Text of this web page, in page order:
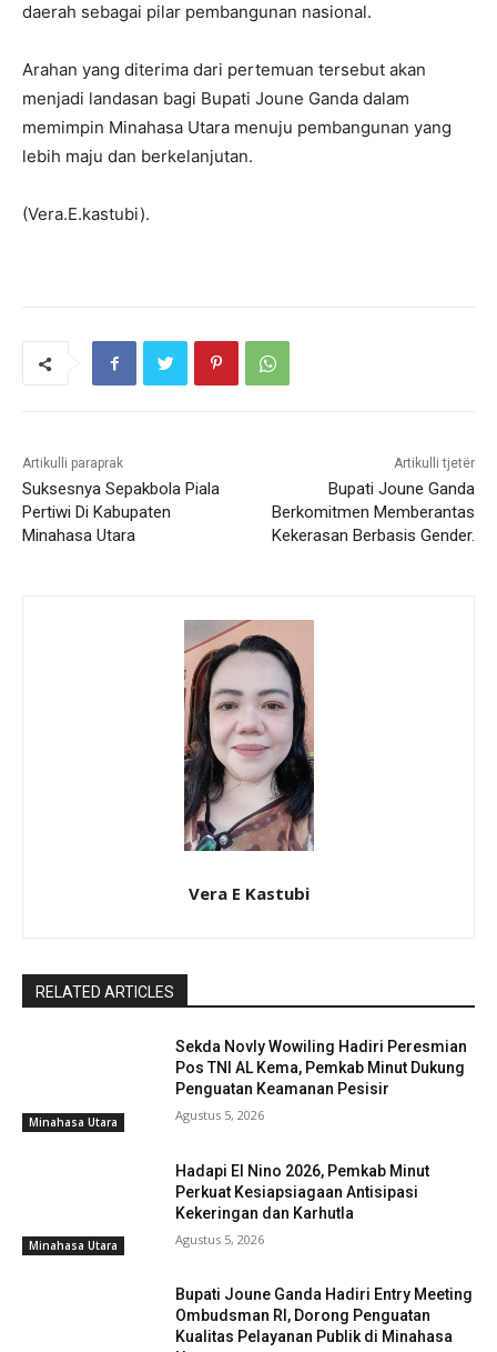
daerah sebagai pilar pembangunan nasional.
Arahan yang diterima dari pertemuan tersebut akan
menjadi landasan bagi Bupati Joune Ganda dalam
memimpin Minahasa Utara menuju pembangunan yang
lebih maju dan berkelanjutan.
(Vera.E.kastubi).
Artikulli paraprak
Suksesnya Sepakbola Piala
Pertiwi Di Kabupaten
Minahasa Utara
Artikulli tjetër
Bupati Joune Ganda
Berkomitmen Memberantas
Kekerasan Berbasis Gender.
Vera E Kastubi
RELATED ARTICLES
Minahasa Utara
Sekda Novly Wowiling Hadiri Peresmian
Pos TNI AL Kema, Pemkab Minut Dukung
Penguatan Keamanan Pesisir
Agustus 5, 2026
Minahasa Utara
Hadapi El Nino 2026, Pemkab Minut
Perkuat Kesiapsiagaan Antisipasi
Kekeringan dan Karhutla
Agustus 5, 2026
Bupati Joune Ganda Hadiri Entry Meeting
Ombudsman RI, Dorong Penguatan
Kualitas Pelayanan Publik di Minahasa